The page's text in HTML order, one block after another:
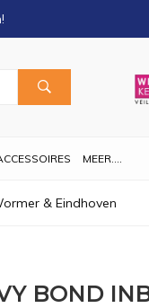
MEER....
& Eindhoven
BOND